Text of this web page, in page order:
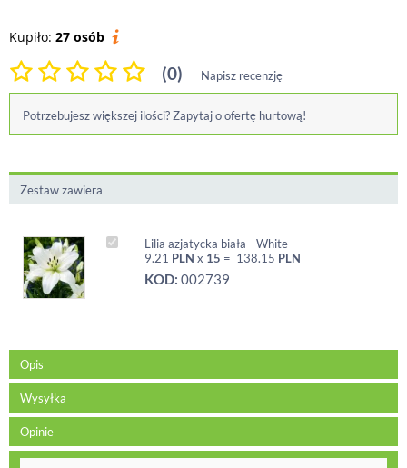
Kupiło: 27 osób
(0) Napisz recenzję
Potrzebujesz większej ilości? Zapytaj o ofertę hurtową!
Zestaw zawiera
Lilia azjatycka biała - White
9.21 PLN x 15 = 138.15 PLN
KOD: 002739
Opis
Wysyłka
Opinie